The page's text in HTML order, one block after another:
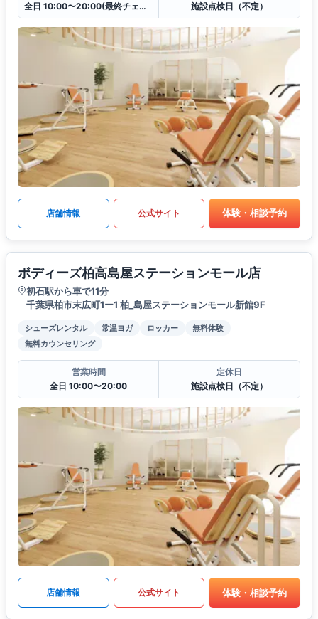
全日 10:00〜20:00(最終チェックイン19:30)
施設点検日（不定）
店舗情報 公式サイト 体験・相談予約
ボディーズ柏高島屋ステーションモール店
初石駅から車で11分
千葉県柏市末広町1ー1 柏_島屋ステーションモール新館9F
シューズレンタル 常温ヨガ ロッカー
無料体験
無料カウンセリング
営業時間
全日 10:00〜20:00
定休日
施設点検日（不定）
店舗情報 公式サイト 体験・相談予約